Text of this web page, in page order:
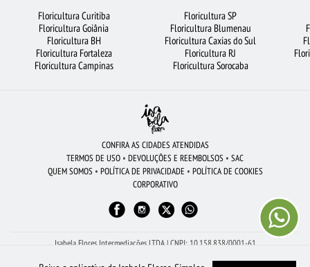
FLORICULTURA JUNDIAÍ FLORICULTURA UBERLÂNDIA LÍRIO
FLORICULTURA SÃO BERNARDO DO CAMPO FLORICULTURA NITERÓI
FLORICULTURA SANTO ANDRÉ
FLORICULTURA RJ
ROSAS AMARELAS FLORICULTURA JOÃO PESSOA FLORICULTURA CAMPINAS
FLORICULTURA BELÉM
BUQUÊ DE 20 ROSAS VERMELHAS
Floricultura Curitiba
Floricultura Goiânia
Floricultura BH
Floricultura Fortaleza
Floricultura Campinas
Floricultura SP
Floricultura Blumenau
Floricultura Caxias do Sul
Floricultura RJ
Floricultura Sorocaba
CONFIRA AS CIDADES ATENDIDAS
TERMOS DE USO • DEVOLUÇÕES E REEMBOLSOS • SAC
QUEM SOMOS • POLÍTICA DE PRIVACIDADE • POLÍTICA DE COOKIES
CORPORATIVO
Isabela Flores Intermediações LTDA | CNPJ: 10.158.838/0001-61